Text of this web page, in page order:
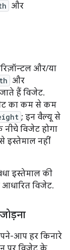
और
और/या
और
हैं विजेट.
का कम से कम
; इन वैल्यू से
विजेट होगा
इस्तेमाल नहीं
इस्तेमाल की
आधारित विजेट.
आप हर किनारे